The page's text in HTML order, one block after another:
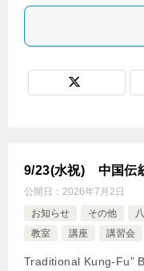
9/23(水祝) 中国伝
公開日： 2026年7月2日
お知らせ
その他
教室
講座 講習会
Traditional Kung-Fu”